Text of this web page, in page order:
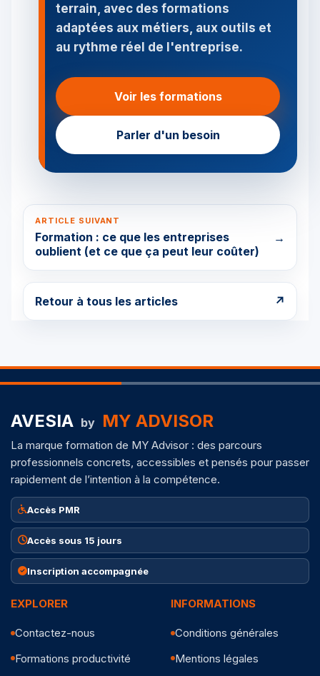
terrain, avec des formations
adaptées aux métiers, aux outils et
au rythme réel de l'entreprise.
Voir les formations
Parler d'un besoin
ARTICLE SUIVANT
Formation : ce que les entreprises
oublient (et ce que ça peut leur coûter)
→
Retour à tous les articles ↗
AVESIA by MY ADVISOR
La marque formation de MY Advisor : des parcours
professionnels concrets, accessibles et pensés pour passer
rapidement de l’intention à la compétence.
Accès PMR
Accès sous 15 jours
Inscription accompagnée
EXPLORER
Contactez-nous
Formations productivité
INFORMATIONS
Conditions générales
Mentions légales